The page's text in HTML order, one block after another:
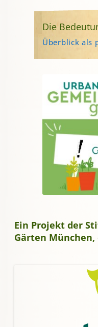
Die
Überblick als
Ein Projekt der
Gärten